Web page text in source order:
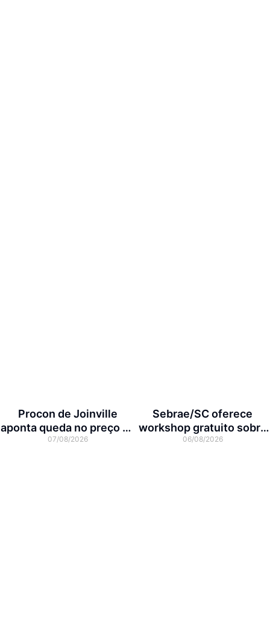
Procon de Joinville
aponta queda no preço da
cesta básica em agosto
07/08/2026
Sebrae/SC oferece
workshop gratuito sobre
franquias em Joinville
06/08/2026